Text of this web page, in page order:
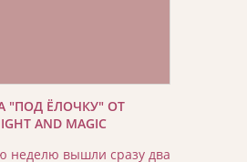
"ПОД ЁЛОЧКУ" ОТ
AND MAGIC
неделю вышли сразу два